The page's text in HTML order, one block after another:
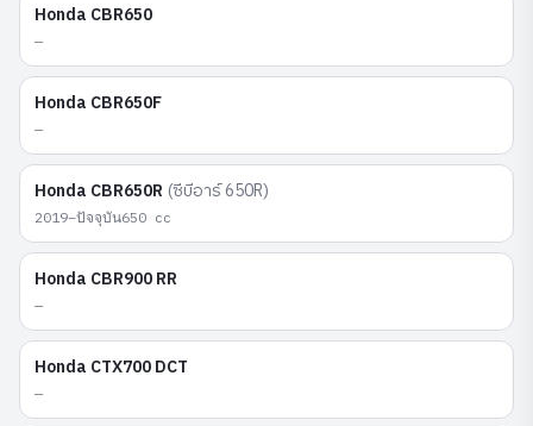
Honda CBR650
—
Honda CBR650F
—
Honda CBR650R (ซีบีอาร์ 650R)
2019–ปัจจุบัน650 cc
Honda CBR900 RR
—
Honda CTX700 DCT
—